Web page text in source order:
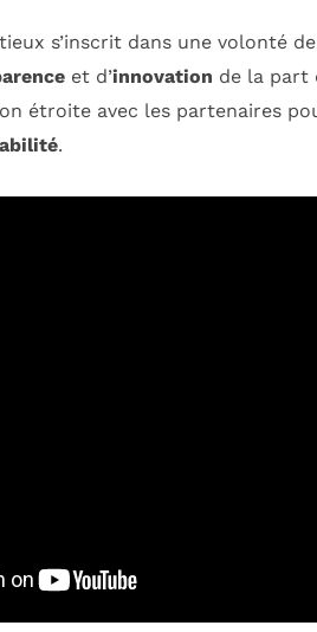
s’inscrit dans une volonté
et d’innovation de la part
étroite avec les partenaires
.